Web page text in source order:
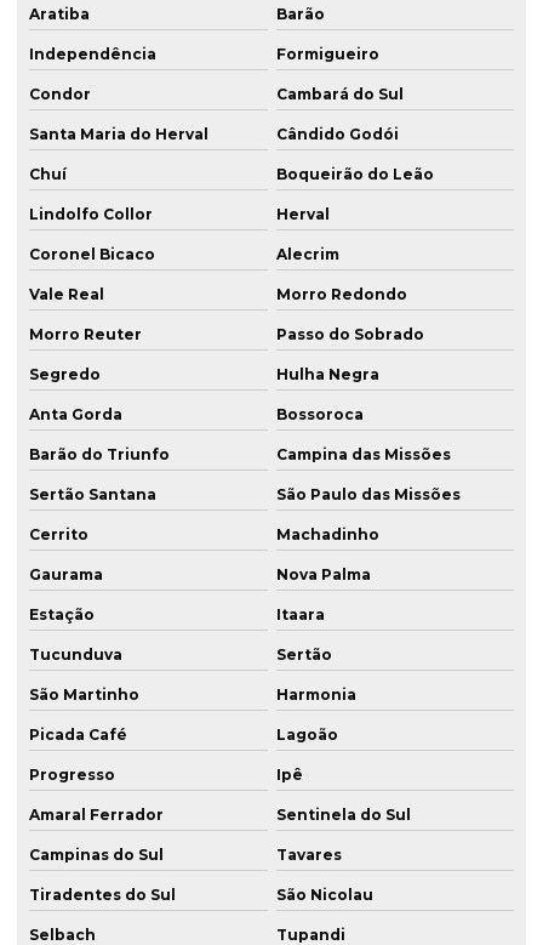
Aratiba Barão
Independência Formigueiro
Condor Cambará do Sul
Santa Maria do Herval Cândido Godói
Chuí Boqueirão do Leão
Lindolfo Collor Herval
Coronel Bicaco Alecrim
Vale Real Morro Redondo
Morro Reuter Passo do Sobrado
Segredo Hulha Negra
Anta Gorda Bossoroca
Barão do Triunfo Campina das Missões
Sertão Santana São Paulo das Missões
Cerrito Machadinho
Gaurama Nova Palma
Estação Itaara
Tucunduva Sertão
São Martinho Harmonia
Picada Café Lagoão
Progresso Ipê
Amaral Ferrador Sentinela do Sul
Campinas do Sul Tavares
Tiradentes do Sul São Nicolau
Selbach Tupandi